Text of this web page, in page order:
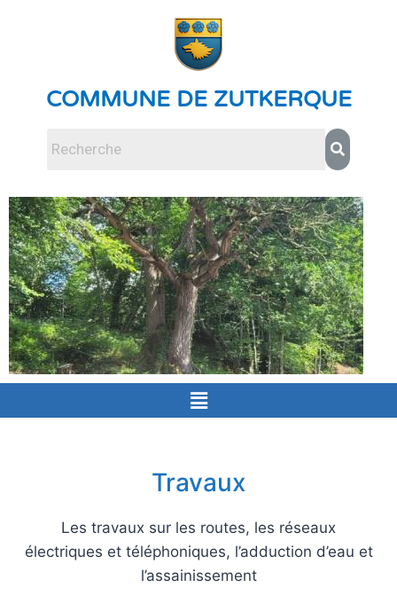
COMMUNE DE ZUTKERQUE
Travaux
Les travaux sur les routes, les réseaux
électriques et téléphoniques, l’adduction d’eau et
l’assainissement